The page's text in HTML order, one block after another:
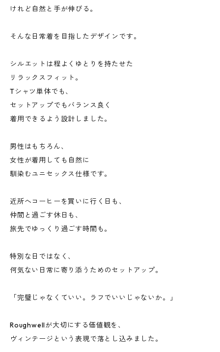
けれど自然と手が伸びる。
そんな日常着を目指したデザインです。
シルエットは程よくゆとりを持たせた
リラックスフィット。
Tシャツ単体でも、
セットアップでもバランス良く
着用できるよう設計しました。
男性はもちろん、
女性が着用しても自然に
馴染むユニセックス仕様です。
近所へコーヒーを買いに行く日も、
仲間と過ごす休日も、
旅先でゆっくり過ごす時間も。
特別な日ではなく、
何気ない日常に寄り添うためのセットアップ。
「完璧じゃなくていい。ラフでいいじゃないか。」
Roughwellが大切にする価値観を、
ヴィンテージという表現で落とし込みました。